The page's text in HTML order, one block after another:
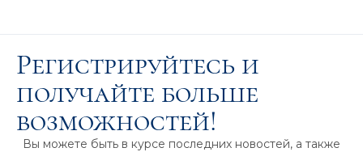
Регистрируйтесь и
получайте больше
возможностей!
Вы можете быть в курсе последних новостей, а также